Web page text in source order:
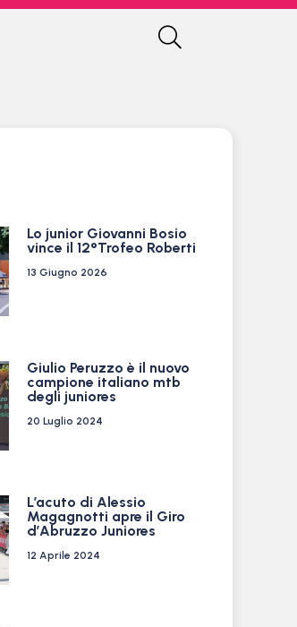
Lo junior Giovanni Bosio
vince il 12°Trofeo Roberti
13 Giugno 2026
Giulio Peruzzo è il nuovo
campione italiano mtb
degli juniores
20 Luglio 2024
L’acuto di Alessio
Magagnotti apre il Giro
d’Abruzzo Juniores
12 Aprile 2024